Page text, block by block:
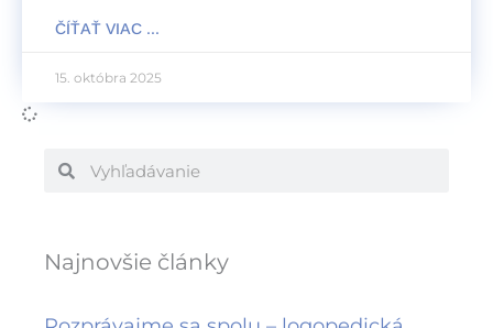
ČÍŤAŤ VIAC ...
15. októbra 2025
VyhľadaťVyhľadať
Najnovšie články